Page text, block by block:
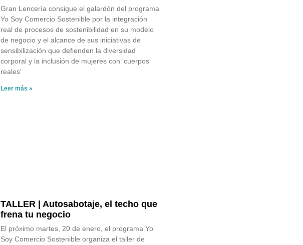
Gran Lencería consigue el galardón del programa
Yo Soy Comercio Sostenible por la integración
real de procesos de sostenibilidad en su modelo
de negocio y el alcance de sus iniciativas de
sensibilización que defienden la diversidad
corporal y la inclusión de mujeres con ‘cuerpos
reales’
Leer más »
TALLER | Autosabotaje, el techo que
frena tu negocio
El próximo martes, 20 de enero, el programa Yo
Soy Comercio Sostenible organiza el taller de